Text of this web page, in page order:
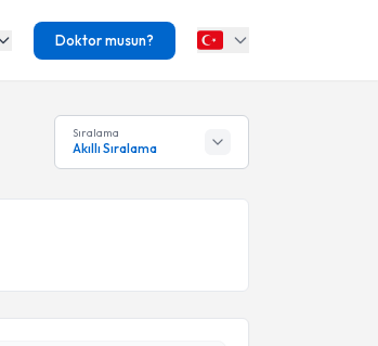
Doktor musun?
Sıralama
Akıllı Sıralama